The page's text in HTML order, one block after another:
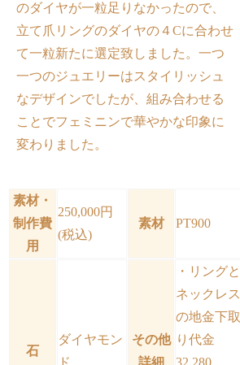
のダイヤが一粒足りなかったので、
立て爪リングのダイヤの４Cに合わせ
て一粒新たに選定致しました。一つ
一つのジュエリーはスタイリッシュ
なデザインでしたが、組み合わせる
ことでフェミニンで華やかな印象に
変わりました。
素材・
制作費
用
250,000円
(税込)
素材 PT900
石
ダイヤモン
その他
・リングと
ネックレス
の地金下取
り代金